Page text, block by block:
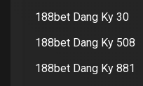
188bet Dang Ky 30
188bet Dang Ky 508
188bet Dang Ky 881